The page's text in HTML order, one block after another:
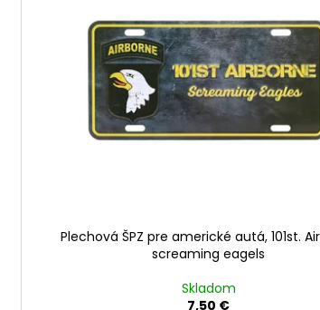
Plechová ŠPZ pre americké autá, 101st.
screaming eagels
Skladom
7,50 €